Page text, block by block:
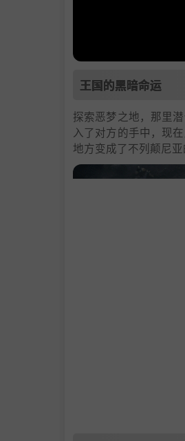
王国的黑暗命运
探索恶梦之地，那里
入了对方的手中，现
地方变成了不列颠尼